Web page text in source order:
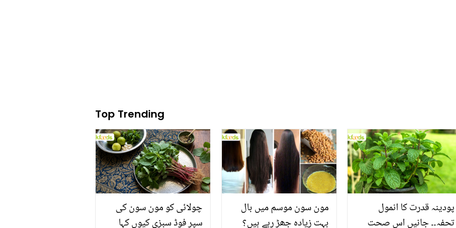
Top Trending
چولائی کو مون سون کی
سپر فوڈ سبزی کیوں کہا
مون سون موسم میں بال
بہت زیادہ جھڑ رہے ہیں؟
پودینہ قدرت کا انمول
تحفہ۔۔ جانیں اس صحت